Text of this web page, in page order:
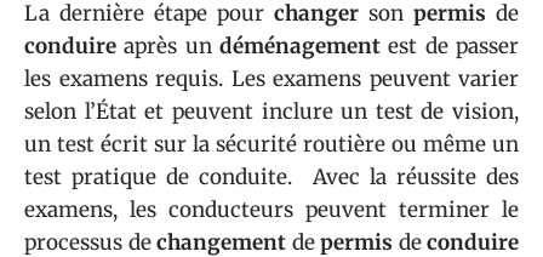
La dernière étape pour changer son permis de
conduireaprès undéménagement est de passer
les examens requis. Les examens peuvent varier
selon l’État et peuvent inclure un test de vision,
un test écrit sur la sécurité routière ou même un
test pratique de conduite. Avec la réussite des
examens, les conducteurs peuvent terminer le
processus dechangement depermis deconduire